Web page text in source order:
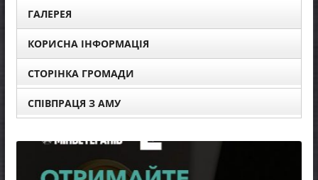
ГАЛЕРЕЯ
КОРИСНА ІНФОРМАЦІЯ
СТОРІНКА ГРОМАДИ
СПІВПРАЦЯ З АМУ